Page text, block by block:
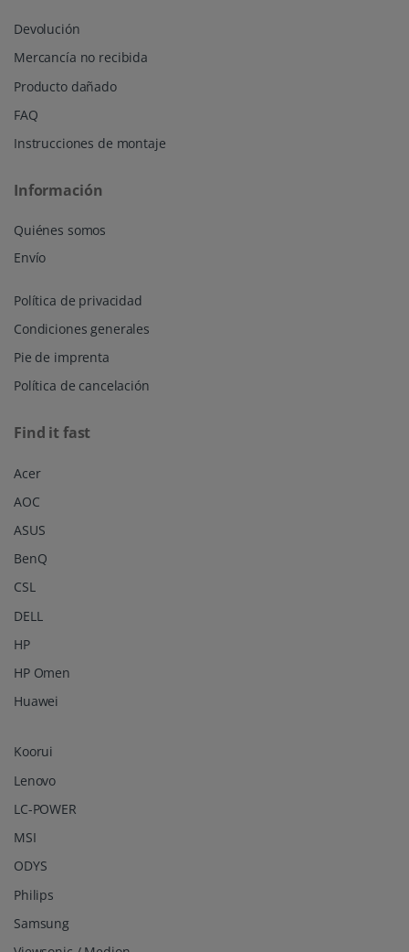
Devolución
Mercancía no recibida
Producto dañado
FAQ
Instrucciones de montaje
Información
Quiénes somos
Envío
Política de privacidad
Condiciones generales
Pie de imprenta
Política de cancelación
Find it fast
Acer
AOC
ASUS
BenQ
CSL
DELL
HP
HP Omen
Huawei
Koorui
Lenovo
LC-POWER
MSI
ODYS
Philips
Samsung